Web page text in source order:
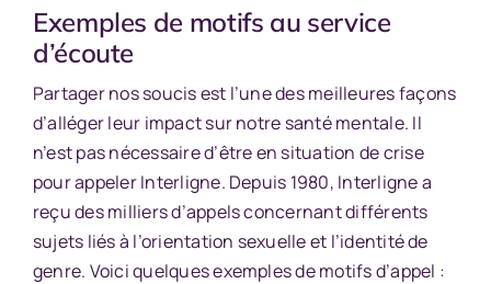
Exemples de motifs au service
d’écoute
Partager nos soucis est l’une des meilleures façons
d’alléger leur impact sur notre santé mentale. Il
n’est pas nécessaire d’être en situation de crise
pour appeler Interligne. Depuis 1980, Interligne a
reçu des milliers d’appels concernant différents
sujets liés à l’orientation sexuelle et l’identité de
genre. Voici quelques exemples de motifs d’appel :